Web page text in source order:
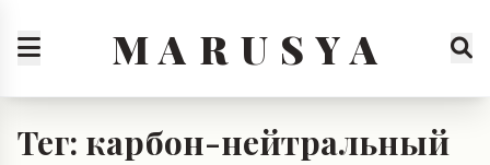
M A R U S Y A
Тег: карбон-нейтральный